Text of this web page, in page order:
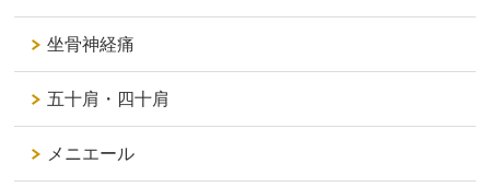
坐骨神経痛
五十肩・四十肩
メニエール